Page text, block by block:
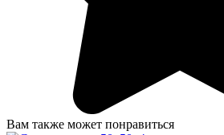
Вам также может понравиться